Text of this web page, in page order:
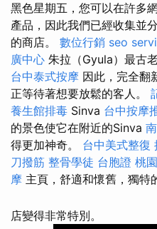
黑色星期五，您可以在許多
產品，因此我們已經收集並
的商店。 數位行銷 seo
廣中心 朱拉（Gyula）最古
台中泰式按摩 因此，完全翻
正等待著想要放鬆的客人。
養生館排毒 Sinva 台中按摩
的景色使它在附近的Sinva
得更加神奇。 台中美式整復
刀撥筋 整骨學徒 台胞證 桃園
摩 主頁，舒適和懷舊，獨特
店變得非常特別。